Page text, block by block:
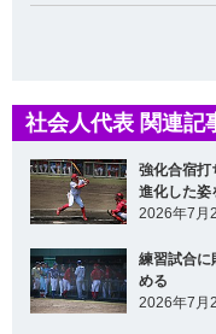
社会人代表 関連記
強化合宿打
進化した姿
2026年7月
練習試合に
める
2026年7月